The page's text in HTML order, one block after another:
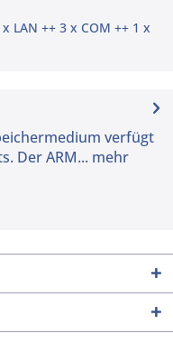
LAN ++ 3 x COM ++ 1 x
verfügt
Der ARM... mehr